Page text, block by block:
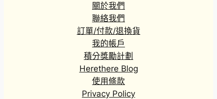
關於我們
聯絡我們
訂單/付款/退換貨
我的帳戶
積分獎勵計劃
Herethere Blog
使用條款
Privacy Policy